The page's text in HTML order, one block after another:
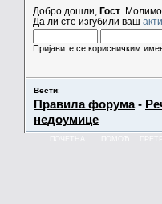
Добро дошли, Гост .
Да ли сте изгубили ваш
Пријавите се корисничким
Вести:
Правила форума-
недоумице